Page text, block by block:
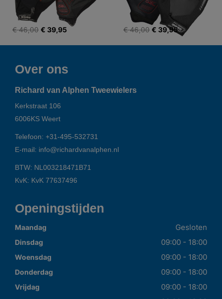
€ 46,00 € 39,95 € 46,00 € 39,95
Over ons
Richard van Alphen Tweewielers
Kerkstraat 106
6006KS Weert
Telefoon: +31-495-532731
E-mail: info@richardvanalphen.nl
BTW: NL003218471B71
KvK: KvK 77637496
Openingstijden
Maandag Gesloten
Dinsdag 09:00 - 18:00
Woensdag 09:00 - 18:00
Donderdag 09:00 - 18:00
Vrijdag 09:00 - 18:00